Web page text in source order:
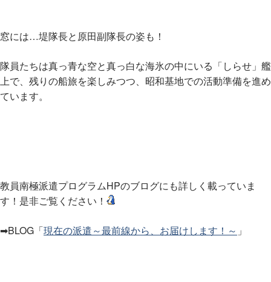
窓には…堤隊長と原田副隊長の姿も！
隊員たちは真っ青な空と真っ白な海氷の中にいる「しらせ」艦
上で、残りの船旅を楽しみつつ、昭和基地での活動準備を進め
ています。
教員南極派遣プログラムHPのブログにも詳しく載っていま
す！是非ご覧ください！
➡BLOG「現在の派遣～最前線から、お届けします！～ 」